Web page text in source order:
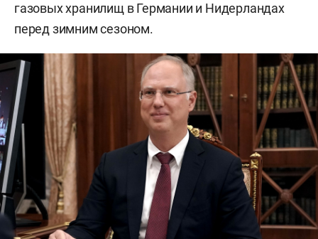
газовых хранилищ в Германии и Нидерландах
перед зимним сезоном.